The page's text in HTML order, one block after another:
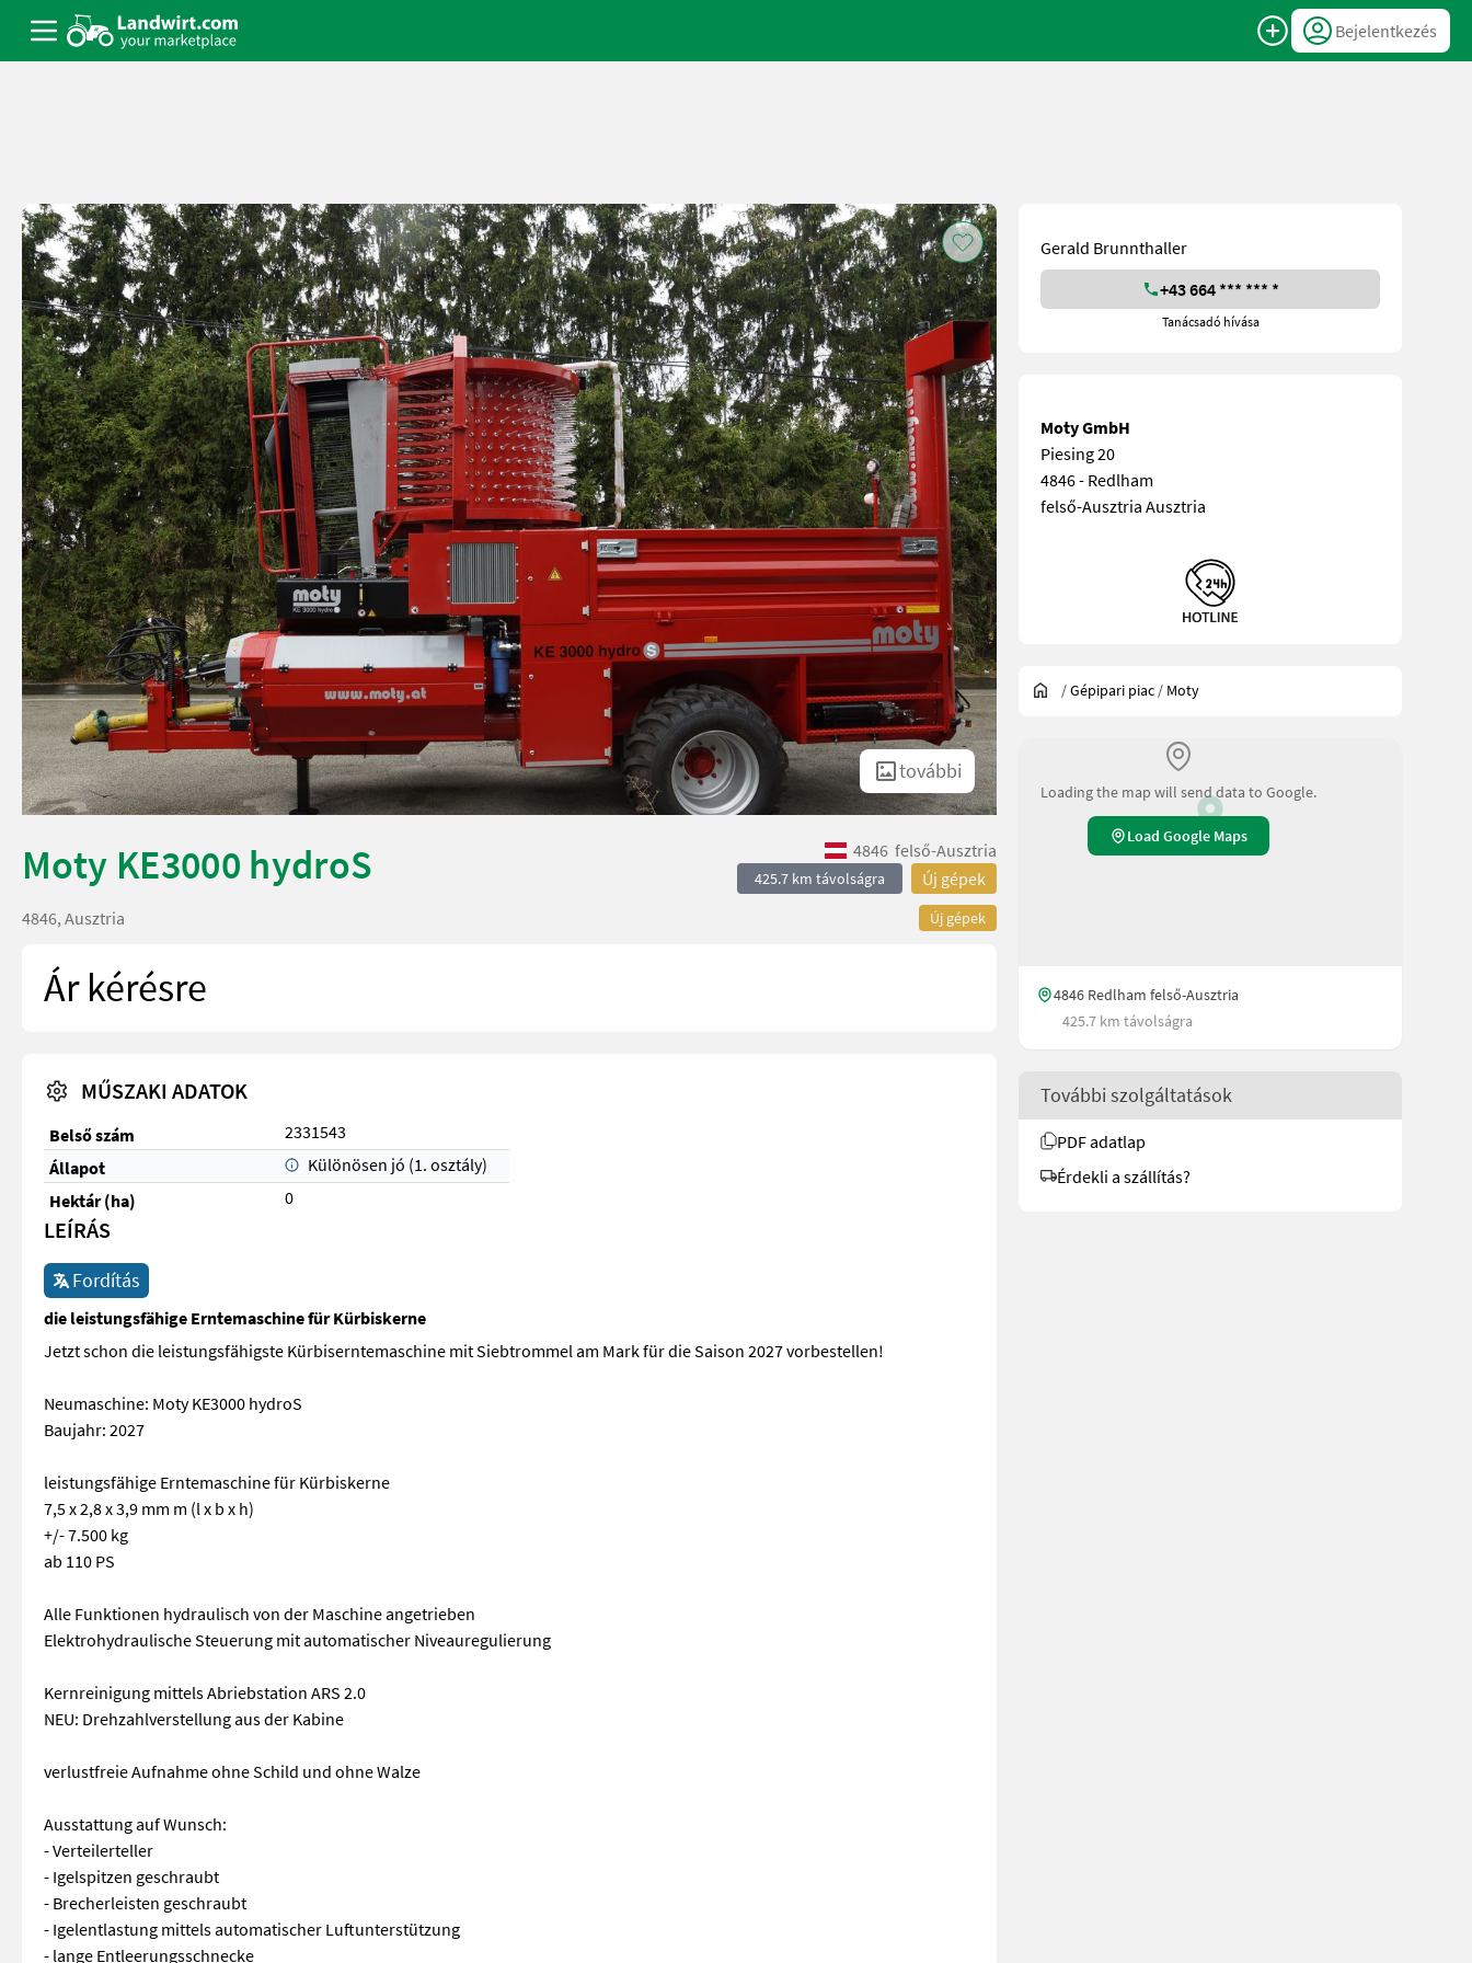
Bejelentkezés
további
Moty KE3000 hydroS 4846 felső-Ausztria
425.7 km távolságra Új gépek
Új gépek
4846, Ausztria
Ár kérésre
MŰSZAKI ADATOK
Belső szám
2331543
Állapot
Különösen jó (1. osztály)
Hektár (ha)
0
LEÍRÁS
Fordítás
die leistungsfähige Erntemaschine für Kürbiskerne
Jetzt schon die leistungsfähigste Kürbiserntemaschine mit Siebtrommel am Mark für die Saison 2027 vorbestellen!
Neumaschine: Moty KE3000 hydroS
Baujahr: 2027
leistungsfähige Erntemaschine für Kürbiskerne
7,5 x 2,8 x 3,9 mm m (l x b x h)
+/- 7.500 kg
ab 110 PS
Alle Funktionen hydraulisch von der Maschine angetrieben
Elektrohydraulische Steuerung mit automatischer Niveauregulierung
Kernreinigung mittels Abriebstation ARS 2.0
NEU: Drehzahlverstellung aus der Kabine
verlustfreie Aufnahme ohne Schild und ohne Walze
Ausstattung auf Wunsch:
- Verteilerteller
- Igelspitzen geschraubt
- Brecherleisten geschraubt
- Igelentlastung mittels automatischer Luftunterstützung
- lange Entleerungsschnecke
Gerald Brunnthaller
+43 664 *** *** *
Tanácsadó hívása
Moty GmbH
Piesing 20
4846 - Redlham
felső-Ausztria Ausztria
/Gépipari piac / Moty
Loading the map will send data to Google.
Load Google Maps
4846 Redlham felső-Ausztria
425.7 km távolságra
További szolgáltatások
PDF adatlap
Érdekli a szállítás?